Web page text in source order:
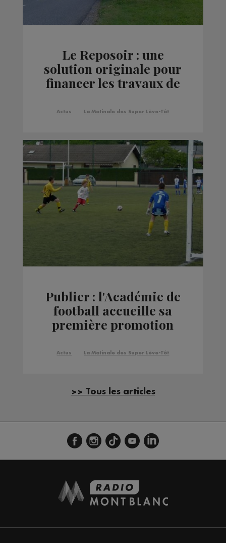
Le Reposoir : une
solution originale pour
financer les travaux de
village
Actus La Matinale des Super Lève-Tôt
Publier : l'Académie de
football accueille sa
première promotion
Actus La Matinale des Super Lève-Tôt
>> Tous les articles